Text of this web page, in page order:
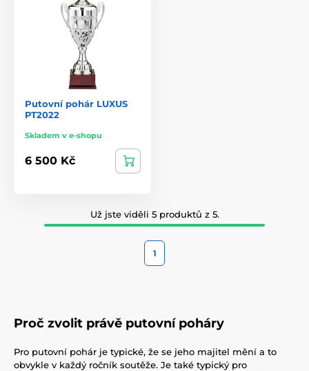
Putovní pohár LUXUS
PT2022
Skladem v e-shopu
6 500 Kč
Už jste viděli 5 produktů z 5.
1
Proč zvolit právě putovní poháry
Pro putovní pohár je typické, že se jeho majitel mění a to
obvykle v každý ročník soutěže. Je také typický pro